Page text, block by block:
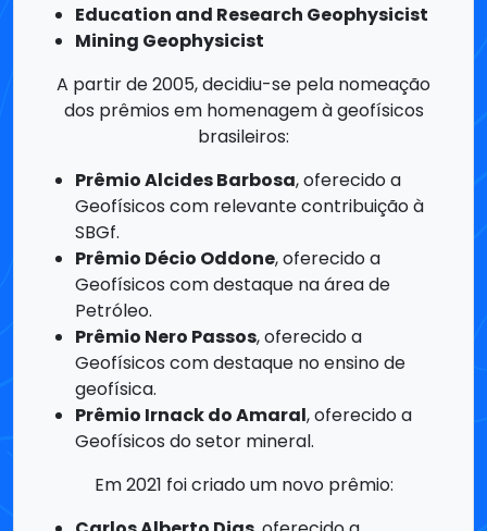
dos prêmios em homenagem à geofísicos
brasileiros:
Prêmio Alcides Barbosa , oferecido a
Geofísicos com relevante contribuição à
Prêmio Décio Oddone
, oferecido a
Geofísicos com destaque na área de
Petróleo.
Prêmio Nero Passos
, oferecido a
Geofísicos com destaque no ensino de
geofísica.
Prêmio Irnack do Amaral
, oferecido a
Geofísicos do setor mineral.
Em 2021 foi criado um novo prêmio:
Carlos Alberto Dias, oferecido a
técnico-científica e o desenvolvimento da
Geofísica Aplicada.